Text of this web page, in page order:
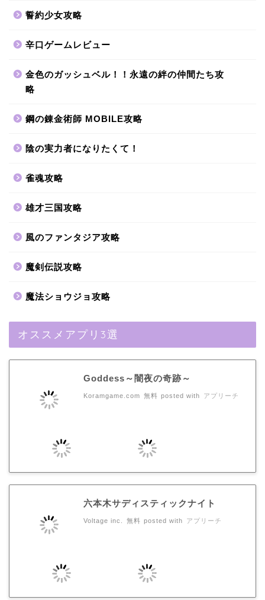
誓約少女攻略
辛口ゲームレビュー
金色のガッシュベル！！永遠の絆の仲間たち攻
略
鋼の錬金術師 MOBILE攻略
陰の実力者になりたくて！
雀魂攻略
雄才三国攻略
風のファンタジア攻略
魔剣伝説攻略
魔法ショウジョ攻略
オススメアプリ3選
Goddess～闇夜の奇跡～
Koramgame.com 無料 posted with アプリーチ
六本木サディスティックナイト
Voltage inc. 無料 posted with アプリーチ